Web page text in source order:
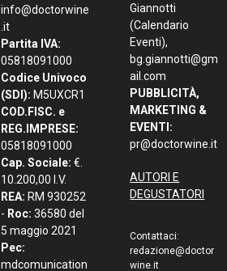
info@doctorwine
.it
Partita IVA:
05818091000
Codice Univoco
(SDI): M5UXCR1
COD.FISC. e
REG.IMPRESE:
05818091000
Cap. Sociale: €.
10.200,00 I.V.
REA: RM 930252
- Roc: 36580 del
5 maggio 2021
Pec:
mdcomunication
Giannotti
(Calendario
Eventi),
bg.giannotti@gm
ail.com
PUBBLICITÀ,
MARKETING &
EVENTI:
pr@doctorwine.it
AUTORI E
DEGUSTATORI
Contattaci:
redazione@doctor
wine.it